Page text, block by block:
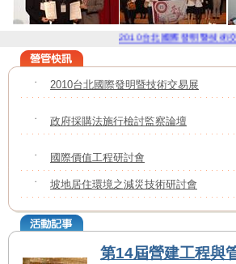
2010台北國際發明暨技術交易
˙ 2010台北國際發明暨技術交易展
˙ 政府採購法施行檢討監察論壇
˙ 國際價值工程研討會
˙ 坡地居住環境之減災技術研討會
第14屆營建工程與